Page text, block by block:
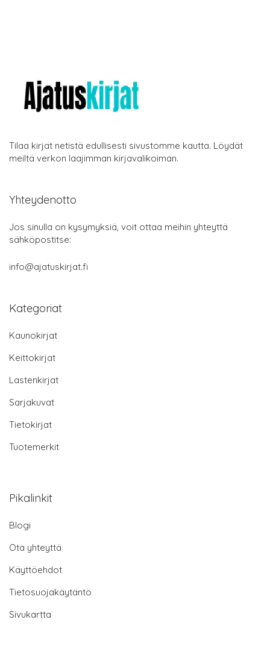
Tilaa kirjat netistä edullisesti sivustomme kautta. Löydät
meiltä verkon laajimman kirjavalikoiman.
Yhteydenotto
Jos sinulla on kysymyksiä, voit ottaa meihin yhteyttä
sähköpostitse:
info@ajatuskirjat.fi
Kategoriat
Kaunokirjat
Keittokirjat
Lastenkirjat
Sarjakuvat
Tietokirjat
Tuotemerkit
Pikalinkit
Blogi
Ota yhteyttä
Käyttöehdot
Tietosuojakäytäntö
Sivukartta